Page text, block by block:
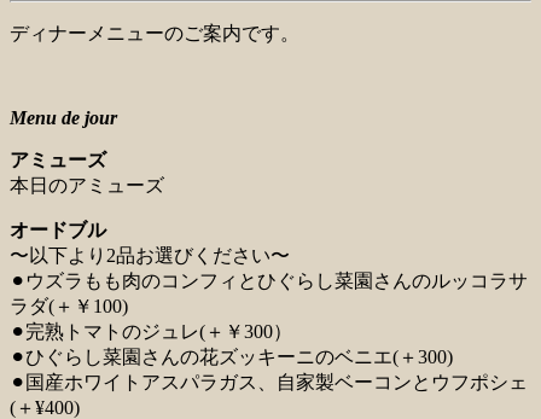
ディナーメニューのご案内です。
Menu de jour
アミューズ
本日のアミューズ
オードブル
〜以下より2品お選びください〜
⚫︎ウズラもも肉のコンフィとひぐらし菜園さんのルッコラサ
ラダ(＋￥100)
⚫︎完熟トマトのジュレ(＋￥300）
⚫︎ひぐらし菜園さんの花ズッキーニのベニエ(＋300)
⚫︎国産ホワイトアスパラガス、自家製ベーコンとウフポシェ
(＋¥400)